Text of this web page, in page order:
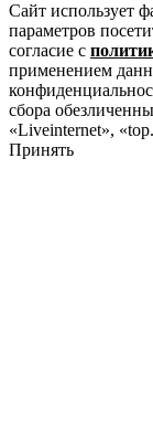
Сайт использует
параметров
согласие с
применением
сбора
«Liveinternet»,
Принять